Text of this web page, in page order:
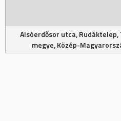
Alsóerdősor utca,
megye, Közép-